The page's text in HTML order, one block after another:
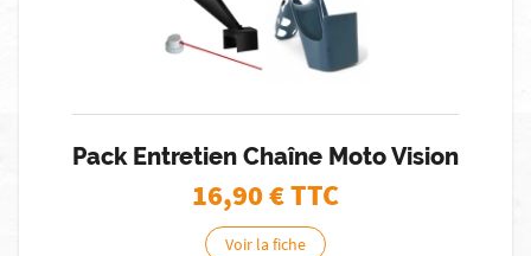
Pack Entretien Chaîne Moto Vision
16,90€ TTC
Voir la fiche